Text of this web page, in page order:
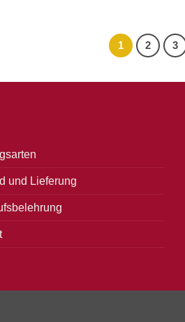
1 2 3
und Lieferung